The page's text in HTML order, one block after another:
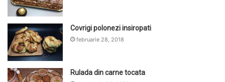
Covrigi polonezi insiropati
februarie 28, 2018
Rulada din carne tocata